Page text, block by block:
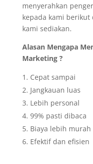
menyerahkan
kepada kami berikut
kami sediakan.
Alasan Mengapa
Marketing ?
Cepat sampai
Jangkauan luas
Lebih personal
99% pasti dibaca
Biaya lebih murah
Efektif dan efisien